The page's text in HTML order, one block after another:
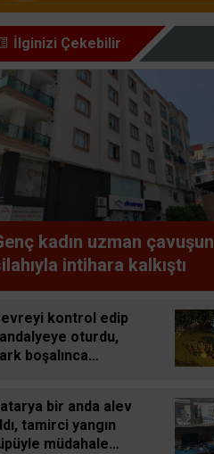
İlginizi Çekebilir
kadın uzman çavuşun
intihara kalkıştı
kontrol edip
oturdu,
boşalınca
bir anda alev
tamirci yangın
müdahale